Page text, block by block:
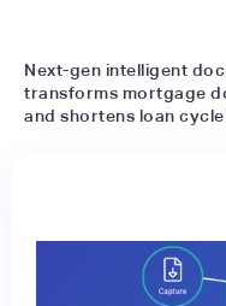
Next-gen intelligent
transforms mortgage
and shortens loan cycle